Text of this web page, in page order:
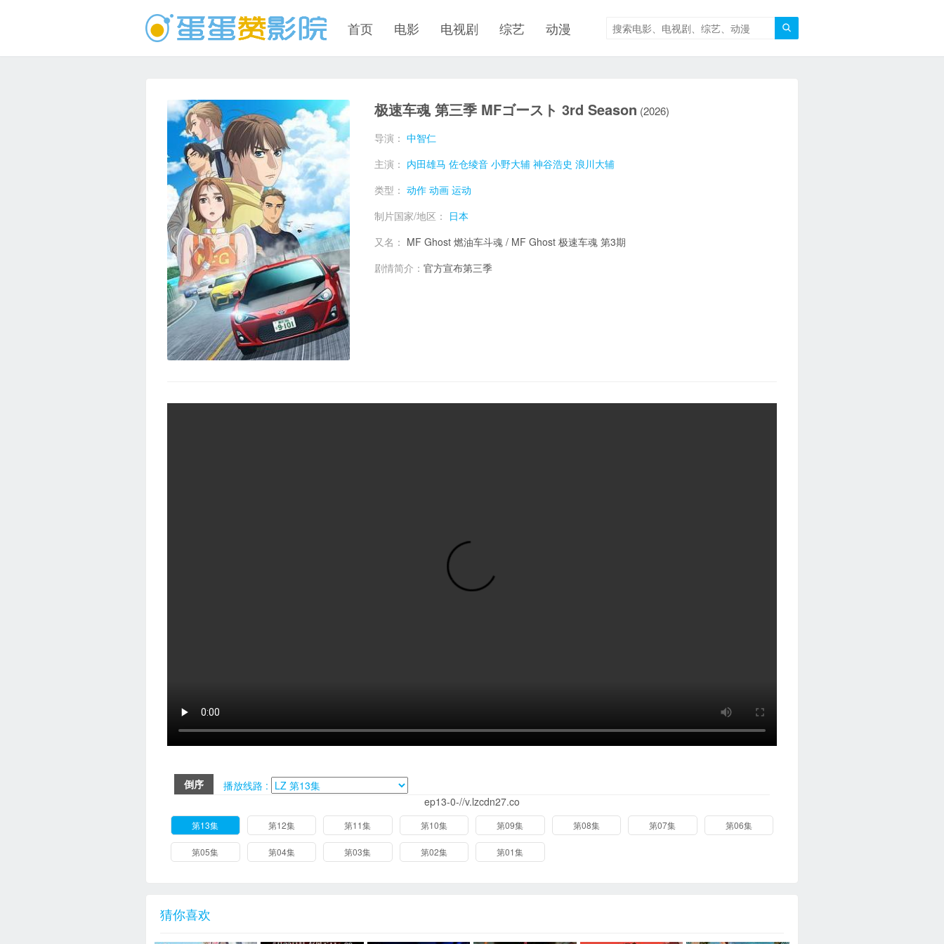

首页 电影 电视剧 综艺 动漫
极速车魂 第三季 MFゴースト 3rd Season (2026)
导演： 中智仁
主演： 内田雄马 佐仓绫音 小野大辅 神谷浩史 浪川大辅
类型： 动作 动画 运动
制片国家/地区： 日本
又名： MF Ghost 燃油车斗魂 / MF Ghost 极速车魂 第3期
剧情简介： 官方宣布第三季
倒序
播放线路 :
ep13-0-//v.lzcdn27.co
第13集 第12集 第11集 第10集 第09集 第08集 第07集 第06集
第05集 第04集 第03集 第02集 第01集
猜你喜欢